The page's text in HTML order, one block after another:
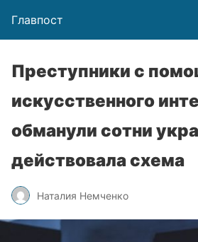
Главпост
Преступники с
искусственного
обманули сотни
действовала схема
Наталия Немченко